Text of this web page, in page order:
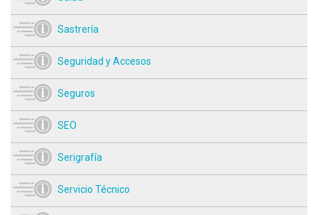
Sastrería
Seguridad y Accesos
Seguros
SEO
Serigrafía
Servicio Técnico